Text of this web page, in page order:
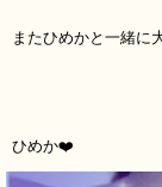
またひめかと一緒に
ひめか❤️